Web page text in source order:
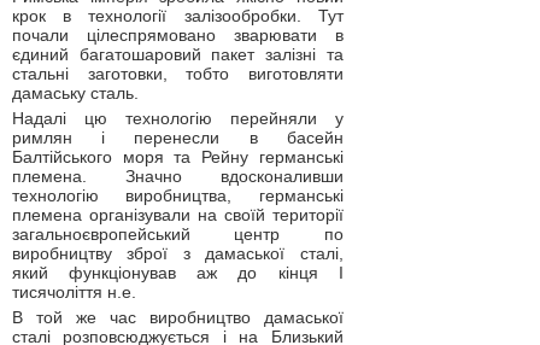
крок в технології залізообробки. Тут
почали цілеспрямовано зварювати в
єдиний багатошаровий пакет залізні та
стальні заготовки, тобто виготовляти
дамаську сталь.
Надалі цю технологію перейняли у
римлян і перенесли в басейн
Балтійського моря та Рейну германські
племена. Значно вдосконаливши
технологію виробництва, германські
племена організували на своїй території
загальноєвропейський центр по
виробництву зброї з дамаської сталі,
який функціонував аж до кінця І
тисячоліття н.е.
В той же час виробництво дамаської
сталі розповсюджується і на Близький